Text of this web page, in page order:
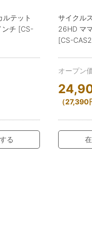
ルテット
ンチ [CS-
る
サイクル
26HD マ
[CS-
オープン
（27,390